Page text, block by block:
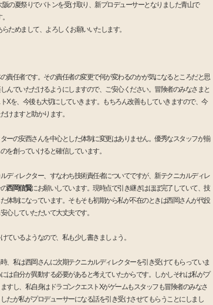
阪の夏祭りでバトンを受け取り、新プロデューサーとなりました青山で
らためまして、よろしくお願いいたします。
責任者です。その責任者の変更で何が変わるのかが気になるところだと思
んでいただけるようにしますので、ご安心ください。冒険者のみなさまと
Xを、今後も大切にしていきます。もちろん改善もしていきますので、今
けますと助かります。
ーの安西さんを中心とした体制に変更はありません。優秀なスタッフが揃
を創っていけると確信しています。
ディレクター、すなわち技術責任者についてですが、新テクニカルディレ
西岡信賢にお願いしています。現時点で引き継ぎはほぼ完了していて、技
体制になっています。そもそも初期から私が不在のときは西岡さんが代役
心していただいて大丈夫です。
ているようなので、私も少し書きましょう。
、私は西岡さんに次期テクニカルディレクターを引き受けてもらっていま
は自分が異動する必要があると考えていたからです。しかしそれは私がプ
すし、私自身はドラゴンクエストXがゲームもスタッフも冒険者のみなさ
たが私がプロデューサーになる話を引き受けさせてもらうことにしまし